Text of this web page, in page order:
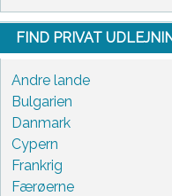
FIND PRIVAT
Andre lande
Bulgarien
Danmark
Cypern
Frankrig
Færøerne